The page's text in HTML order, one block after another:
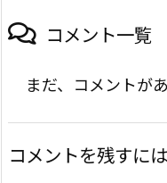
コメント一覧
まだ、コメントが
コメントを残すに